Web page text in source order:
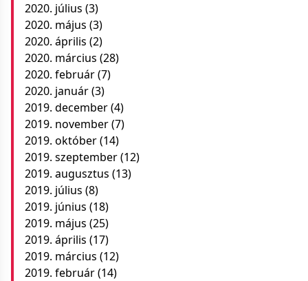
2020. július (3)
2020. május (3)
2020. április (2)
2020. március (28)
2020. február(7)
2020. január(3)
2019. december(4)
2019. november(7)
2019. október(14)
2019. szeptember(12)
2019. augusztus (13)
2019. július (8)
2019. június (18)
2019. május (25)
2019. április (17)
2019. március (12)
2019. február(14)